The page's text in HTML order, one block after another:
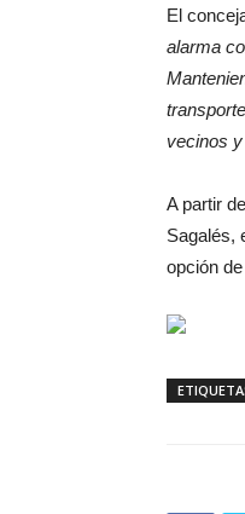
El
alarma
vecinos
A partir
Sagalés,
opción